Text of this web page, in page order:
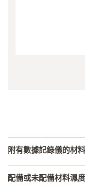
附有數據記錄儀的材
據？ 那麼濕度資料記
配備或未配備材料濕